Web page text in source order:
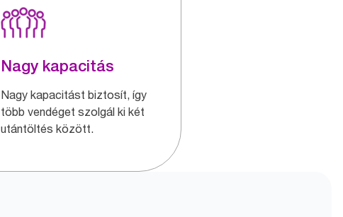
Nagy kapacitás
Nagy kapacitást biztosít, így
több vendéget szolgál ki két
utántöltés között.